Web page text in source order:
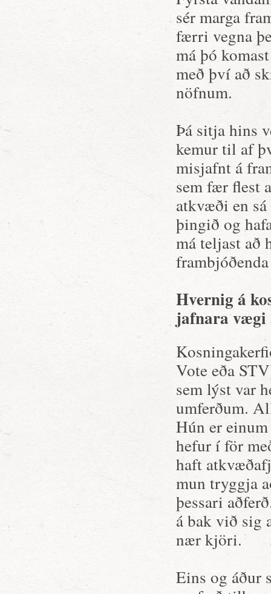
sér marga
færri vegna
má þó
með því að
nöfnum.
Þá sitja hins
kemur til af
misjafnt á
sem fær flest
atkvæði en
þingið og
má teljast að
Hvernig á
jafnara vægi
Vote eða
sem lýst var
umferðum.
Hún er
hefur í för
haft
mun tryggja
þessari
á bak við
nær kjöri.
Eins og áður